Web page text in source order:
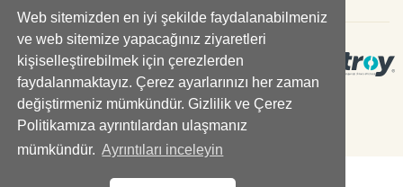
Web sitemizden en iyi şekilde faydalanabilmeniz
ve web sitemize yapacağınız ziyaretleri
kişiselleştirebilmek için çerezlerden
faydalanmaktayız. Çerez ayarlarınızı her zaman
değiştirmeniz mümkündür. Gizlilik ve Çerez
Politikamıza ayrıntılardan ulaşmanız
mümkündür. Ayrıntıları inceleyin